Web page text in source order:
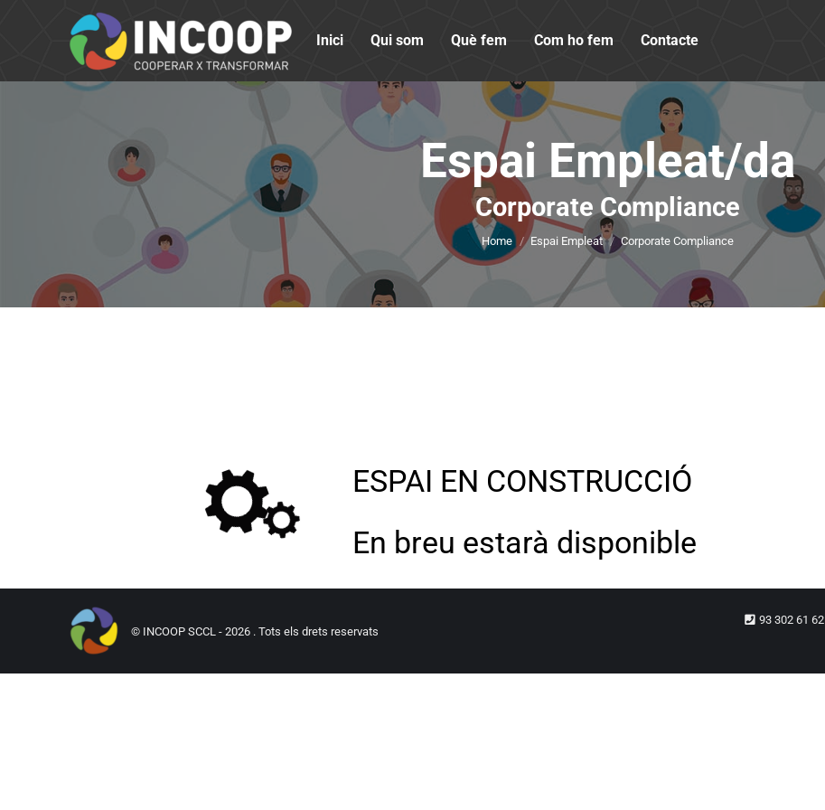
Inici Qui som Què fem Com ho fem Contacte
Espai Empleat/da
Corporate Compliance
You are here:
Home Espai Empleat Corporate Compliance
ESPAI EN CONSTRUCCIÓ
En breu estarà disponible
© INCOOP SCCL - 2026 . Tots els drets reservats
93 302 61 62